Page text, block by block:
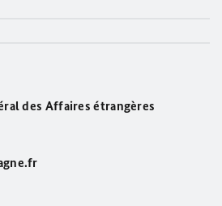
des Affaires étrangères